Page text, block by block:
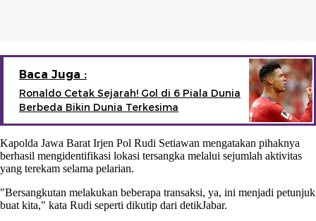
Baca Juga :
Ronaldo Cetak Sejarah! Gol di 6 Piala Dunia
Berbeda Bikin Dunia Terkesima
Kapolda Jawa Barat Irjen Pol Rudi Setiawan mengatakan pihaknya
berhasil mengidentifikasi lokasi tersangka melalui sejumlah aktivitas
yang terekam selama pelarian.
"Bersangkutan melakukan beberapa transaksi, ya, ini menjadi petunjuk
buat kita," kata Rudi seperti dikutip dari detikJabar.